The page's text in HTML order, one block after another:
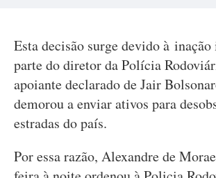
Esta decisão surge devido à
parte do diretor da Polícia
apoiante declarado de Jair
demorou a enviar ativos para
estradas do país.
Por essa razão, Alexandre de